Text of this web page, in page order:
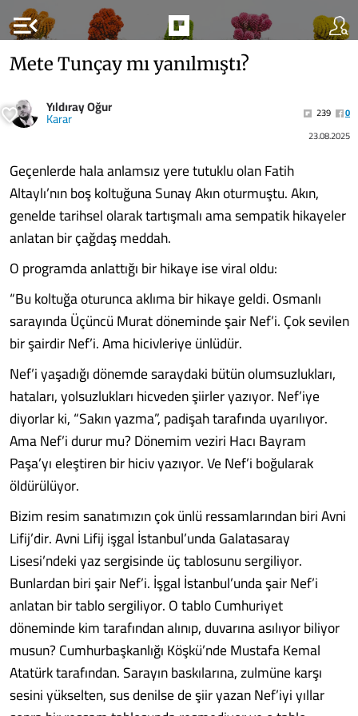
menu_open
Mete Tunçay mı yanılmıştı?
Yıldıray Oğur
Karar 239
0
23.08.2025
Geçenlerde hala anlamsız yere tutuklu olan Fatih
Altaylı’nın boş koltuğuna Sunay Akın oturmuştu. Akın,
genelde tarihsel olarak tartışmalı ama sempatik hikayeler
anlatan bir çağdaş meddah.
O programda anlattığı bir hikaye ise viral oldu:
“Bu koltuğa oturunca aklıma bir hikaye geldi. Osmanlı
sarayında Üçüncü Murat döneminde şair Nef’i. Çok sevilen
bir şairdir Nef’i. Ama hicivleriye ünlüdür.
Nef’i yaşadığı dönemde saraydaki bütün olumsuzlukları,
hataları, yolsuzlukları hicveden şiirler yazıyor. Nef’iye
diyorlar ki, “Sakın yazma”, padişah tarafında uyarılıyor.
Ama Nef’i durur mu? Dönemim veziri Hacı Bayram
Paşa’yı eleştiren bir hiciv yazıyor. Ve Nef’i boğularak
öldürülüyor.
Bizim resim sanatımızın çok ünlü ressamlarından biri Avni
Lifij’dir. Avni Lifij işgal İstanbul’unda Galatasaray
Lisesi’ndeki yaz sergisinde üç tablosunu sergiliyor.
Bunlardan biri şair Nef’i. İşgal İstanbul’unda şair Nef’i
anlatan bir tablo sergiliyor. O tablo Cumhuriyet
döneminde kim tarafından alınıp, duvarına asılıyor biliyor
musun? Cumhurbaşkanlığı Köşkü’nde Mustafa Kemal
Atatürk tarafından. Sarayın baskılarına, zulmüne karşı
sesini yükselten, sus denilse de şiir yazan Nef’iyi yıllar